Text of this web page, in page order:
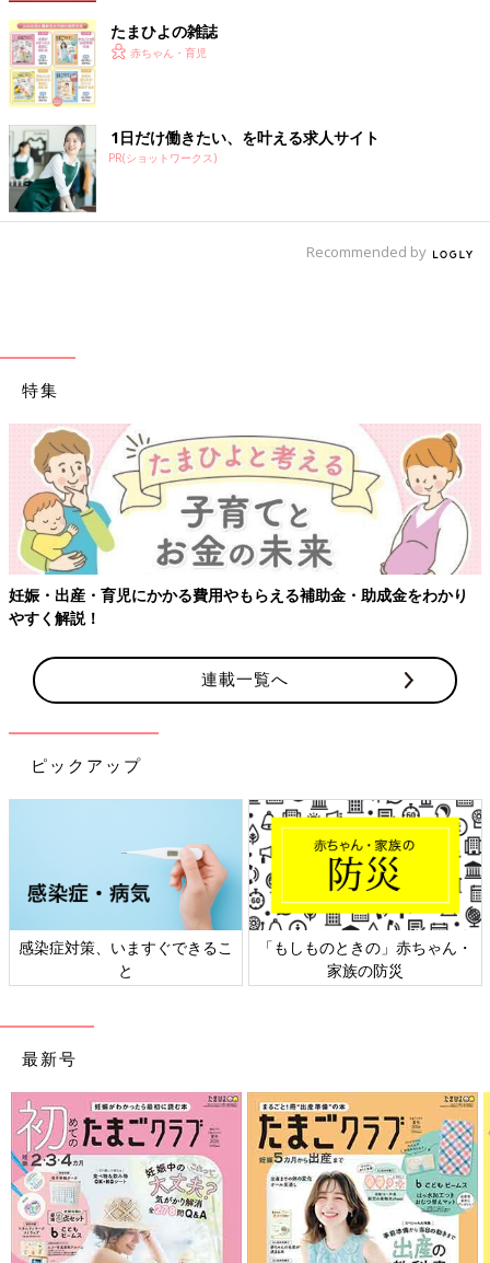
たまひよの雑誌
赤ちゃん・育児
1日だけ働きたい、を叶える求人サイト
PR(ショットワークス)
Recommended by
特集
【ワクチン接種できるものも】妊婦の感染症対策、知っておいて！
連載一覧へ
ピックアップ
日本外来小児科学会リーフレッ
ト検討会
六星占術 細木かおりさんの人生
相談
最新号